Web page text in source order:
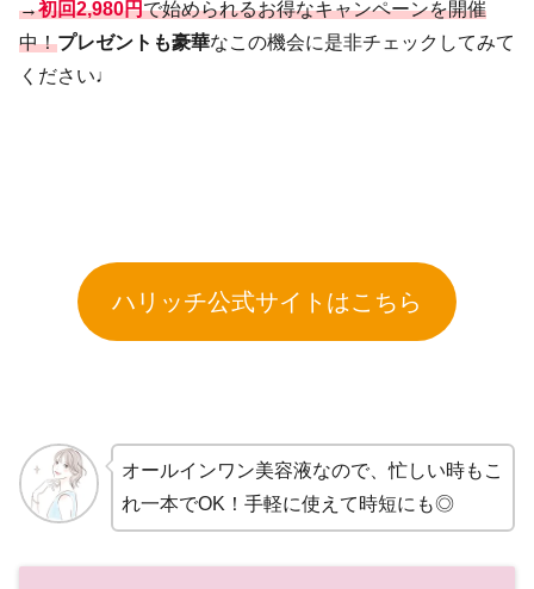
→初回2,980円で始められるお得なキャンペーンを開催
中！プレゼントも豪華なこの機会に是非チェックしてみて
ください♩
ハリッチ公式サイトはこちら
オールインワン美容液なので、忙しい時もこ
れ一本でOK！手軽に使えて時短にも◎